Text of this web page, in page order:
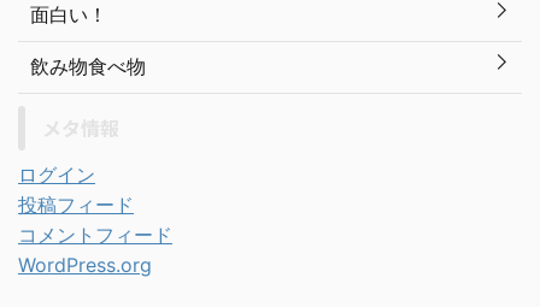
面白い！
飲み物食べ物
ログイン
投稿フィード
コメントフィード
WordPress.org